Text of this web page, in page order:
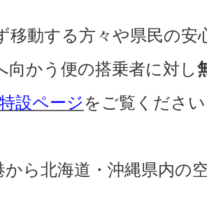
動する方々や県民の
かう便の搭乗者に対し
設ページをご覧ください
ら北海道・沖縄県内の